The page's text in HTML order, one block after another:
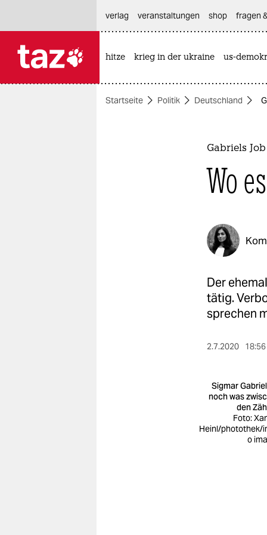
themen
verlag
veranstaltungen shop fragen
hitze krieg in der ukraine us-
Startseite Politik Deutschland
Gabriels
Wo
Der
tätig.
sprechen
2.7.2020
Sigmar
noch was
den
Foto:
Heinl/photothek/
o